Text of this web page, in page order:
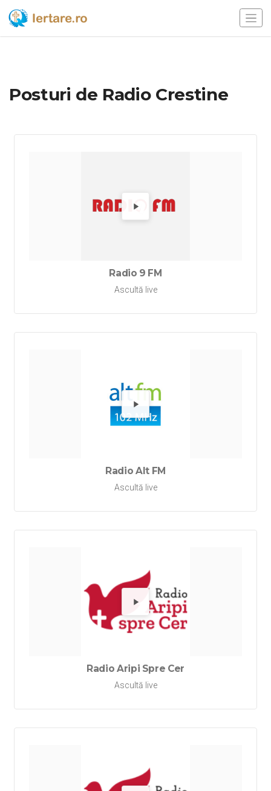
Posturi de Radio Crestine
Redă
Radio 9 FM
Ascultă live
Redă
Radio Alt FM
Ascultă live
Redă
Radio Aripi Spre Cer
Ascultă live